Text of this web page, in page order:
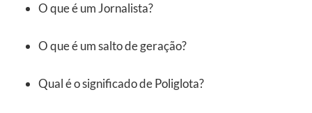
O que é um Jornalista?
O que é um salto de geração?
Qual é o significado de Poliglota?